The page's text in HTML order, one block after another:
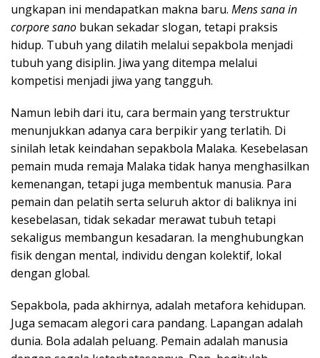
ungkapan ini mendapatkan makna baru. Mens sana in
corpore sano bukan sekadar slogan, tetapi praksis
hidup. Tubuh yang dilatih melalui sepakbola menjadi
tubuh yang disiplin. Jiwa yang ditempa melalui
kompetisi menjadi jiwa yang tangguh.
Namun lebih dari itu, cara bermain yang terstruktur
menunjukkan adanya cara berpikir yang terlatih. Di
sinilah letak keindahan sepakbola Malaka. Kesebelasan
pemain muda remaja Malaka tidak hanya menghasilkan
kemenangan, tetapi juga membentuk manusia. Para
pemain dan pelatih serta seluruh aktor di baliknya ini
kesebelasan, tidak sekadar merawat tubuh tetapi
sekaligus membangun kesadaran. Ia menghubungkan
fisik dengan mental, individu dengan kolektif, lokal
dengan global.
Sepakbola, pada akhirnya, adalah metafora kehidupan.
Juga semacam alegori cara pandang. Lapangan adalah
dunia. Bola adalah peluang. Pemain adalah manusia